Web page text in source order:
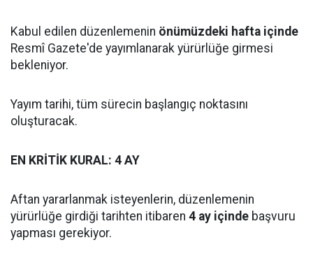
Kabul edilen düzenlemenin önümüzdeki hafta içinde
Resmî Gazete'de yayımlanarak yürürlüğe girmesi
bekleniyor.
Yayım tarihi, tüm sürecin başlangıç noktasını
oluşturacak.
EN KRİTİK KURAL: 4 AY
Aftan yararlanmak isteyenlerin, düzenlemenin
yürürlüğe girdiği tarihten itibaren 4 ay içinde başvuru
yapması gerekiyor.